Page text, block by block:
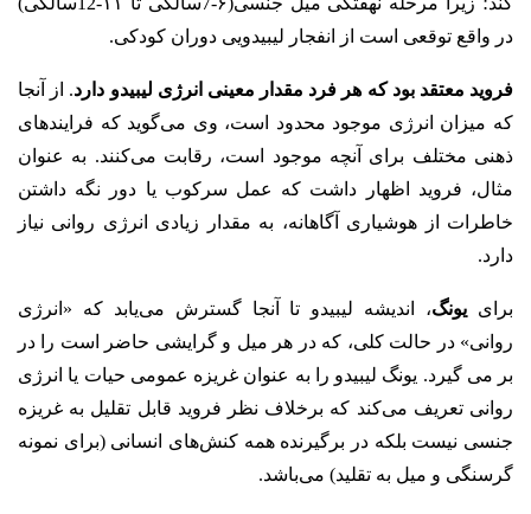
در واقع توقعی است از انفجار لیبیدویی دوران کودکی.
فروید معتقد بود که هر فرد مقدار معینی انرژی لیبیدو دارد. از آنجا
که میزان انرژی موجود محدود است، وی می‌گوید که فرایندهای
ذهنی مختلف برای آنچه موجود است، رقابت می‌کنند. به عنوان
مثال، فروید اظهار داشت که عمل سرکوب یا دور نگه داشتن
خاطرات از هوشیاری آگاهانه، به مقدار زیادی انرژی روانی نیاز
دارد.
برای یونگ، اندیشه لیبیدو تا آنجا گسترش می‌‌یابد که «انرژی
روانی» در حالت کلی، که در هر میل و گرایشی حاضر است را در
بر می گیرد. یونگ لیبیدو را به عنوان غریزه عمومی حیات یا انرژی
روانی تعریف می‌کند که برخلاف نظر فروید قابل تقلیل به غریزه
جنسی نیست بلکه در برگیرنده همه کنش‌های انسانی (برای نمونه
گرسنگی و میل به تقلید) می‌باشد.